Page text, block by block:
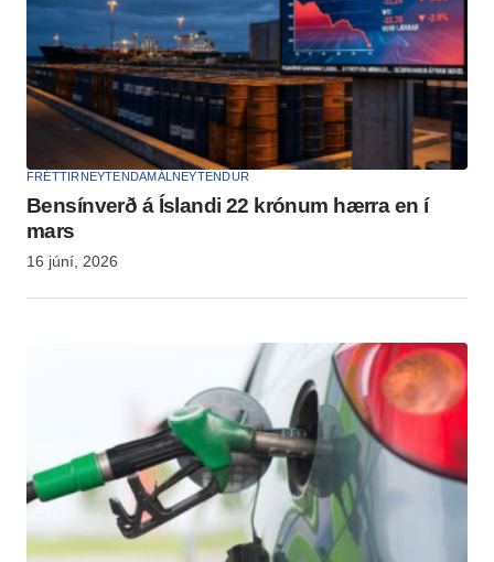
FRÉTTIR NEYTENDAMÁL NEYTENDUR
Bensínverð á Íslandi 22 krónum hærra en í
mars
16 júní, 2026